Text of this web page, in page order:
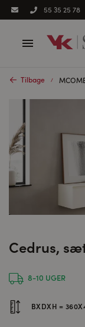
55 35 25 78
Tilbage
Cedrus,
8-10 UGER
BXDXH =